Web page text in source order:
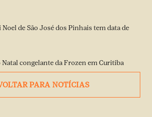
Noel de São José dos Pinhais tem data de
Natal congelante da Frozen em Curitiba
PARA NOTÍCIAS